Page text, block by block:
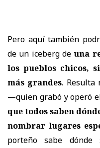
Pero aquí también
de un iceberg deuna
los pueblos chicos,
más grandes. Resulta
—quien grabó y operó
que todos saben
nombrar lugares
porteño sabe